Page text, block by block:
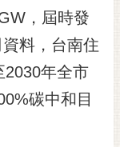
，屆時發
料，台南住
2030年全市
碳中和目